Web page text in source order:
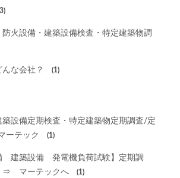
火設備・建築設備検査・特定建築物調
な会社？ (1)
設備定期検査・特定建築物定期調査/定
ーテック
(1)
建築設備 発電機負荷試験】定期調
⇒ マーテックへ
(1)